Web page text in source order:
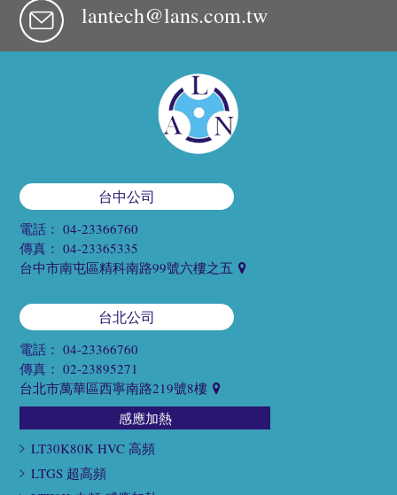
lantech@lans.com.tw
台中公司
電話：04-23366760
傳真：04-23365335
台中市南屯區精科南路99號六樓之五
台北公司
電話：04-23366760
傳真：02-23895271
台北市萬華區西寧南路219號8樓
感應加熱
LT30K80K HVC 高頻
LTGS 超高頻